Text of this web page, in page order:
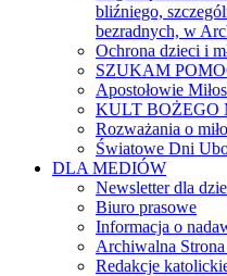
bliźniego,
bezradnych, w
Ochrona dzieci i
SZUKAM
Apostołowie
KULT BOŻEGO
Rozważania o
Światowe Dni
DLA MEDIÓW
Newsletter dla
Biuro prasowe
Informacja o
Archiwalna
Redakcje